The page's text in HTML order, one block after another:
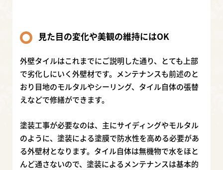
見た目の変化や美観の維持にはOK
外壁タイルはこれまでにご説明した通り、とても上部
で劣化しにいく外壁材です。メンテナンスも前述のと
おり目地のモルタルやシーリング、タイル自体の張替
えなどで修繕ができます。
塗装工事が必要なのは、主にサイディングやモルタル
のように、塗装による塗膜で防水性を高める必要があ
る外壁材となります。タイル自体は無機物で水をほと
んど通さないので、塗装によるメンテナンスは基本的